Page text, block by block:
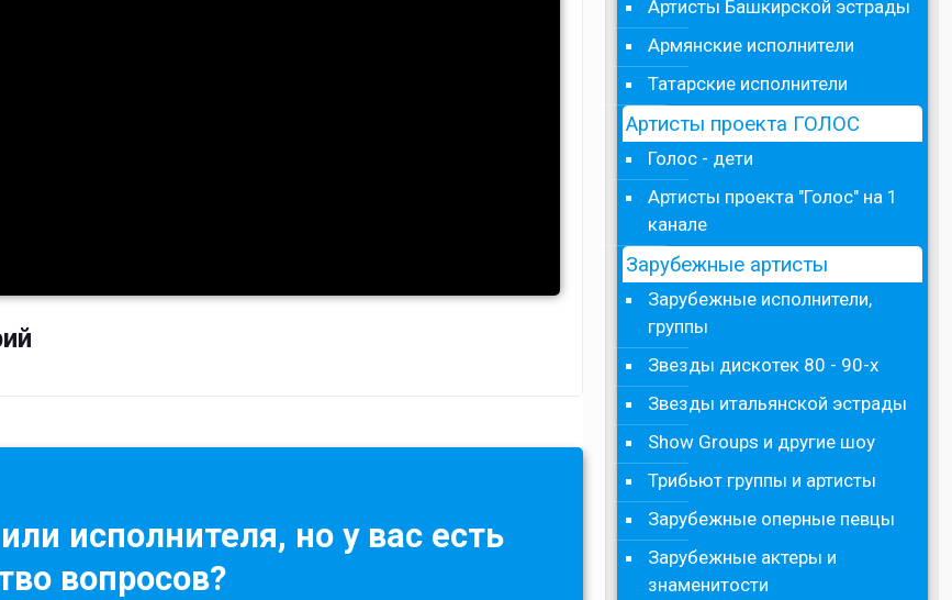
исполнителя, но у вас есть
вопросов?
Артисты Башкирской эстрады
Армянские исполнители
Татарские исполнители
Артисты проекта ГОЛОС
Голос - дети
Артисты проекта "Голос" на 1
канале
Зарубежные артисты
Зарубежные исполнители,
группы
Звезды дискотек 80 - 90-х
Звезды итальянской эстрады
Show Groups и другие шоу
Трибьют группы и артисты
Зарубежные оперные певцы
Зарубежные актеры и
знаменитости